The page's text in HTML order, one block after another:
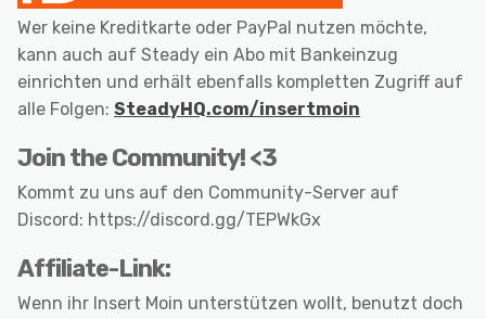
Wer keine Kreditkarte oder PayPal nutzen möchte,
kann auch auf Steady ein Abo mit Bankeinzug
einrichten und erhält ebenfalls kompletten Zugriff auf
alle Folgen: SteadyHQ.com/insertmoin
Join the Community! <3
Kommt zu uns auf den Community-Server auf
Discord: https://discord.gg/TEPWkGx
Affiliate-Link:
Wenn ihr Insert Moin unterstützen wollt, benutzt doch